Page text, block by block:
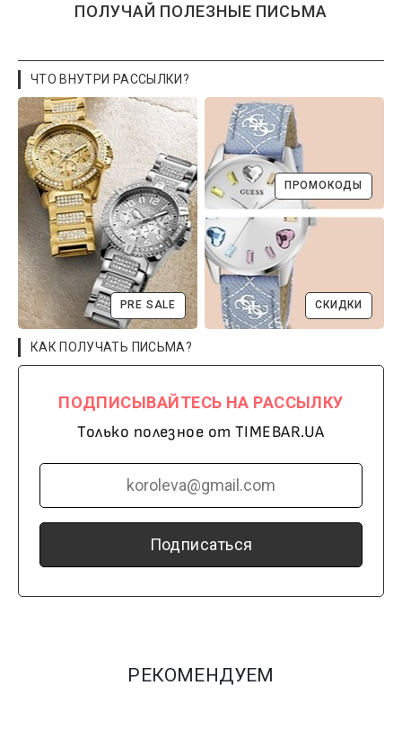
ПОЛУЧАЙ ПОЛЕЗНЫЕ ПИСЬМА
ЧТО ВНУТРИ РАССЫЛКИ?
PRE SALE
ПРОМОКОДЫ
СКИДКИ
КАК ПОЛУЧАТЬ ПИСЬМА?
ПОДПИСЫВАЙТЕСЬ НА РАССЫЛКУ
Только полезное от TIMEBAR.UA
Подписаться
РЕКОМЕНДУЕМ